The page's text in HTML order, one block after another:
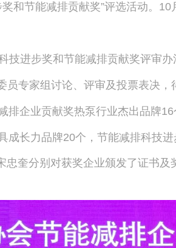
和节能减排贡献奖”评选活动。10
进步奖和节能减排贡献奖评审办
专家组讨论、评审及投票表决
企业贡献奖热泵行业杰出品牌
长力品牌20个，节能减排科技进
奎分别对获奖企业颁发了证书及